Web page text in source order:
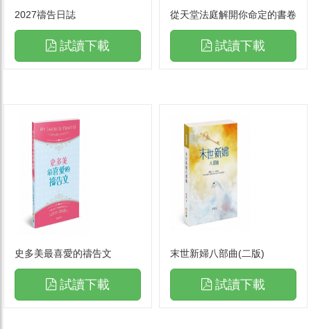
2027禱告日誌
試讀下載
從天堂法庭解開你命定的書卷
試讀下載
史多美最喜愛的禱告文
試讀下載
末世新婦八部曲(二版)
試讀下載